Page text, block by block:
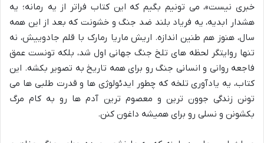
خبری نیست»، می تونیم بگیم که این کتاب فراتر از یه رمانه؛ یه
هشدار ابدیه، یه فریاد بلند ضد جنگ و خشونت که بعد از این همه
سال، هنوز هم طنین اندازه. اریش ماریا رمارک با قلم جادوییش، نه
تنها روایتگر لحظه های تلخ جنگ جهانی اول شد، بلکه تونست عمق
فاجعه روانی و انسانی جنگ رو برای همه تاریخ به تصویر بکشه. این
کتاب، یه یادآوری تلخه که چطور ایدئولوژی ها و قدرت طلبی ها می
تونن زندگی جوون ترین و معصوم ترین آدم ها رو به کام مرگ
بکشونن و نسلی رو برای همیشه داغون کنن.